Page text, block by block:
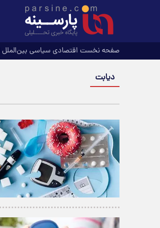
صفحه نخست اقتصادی سیاسی بین‌الملل
دیابت